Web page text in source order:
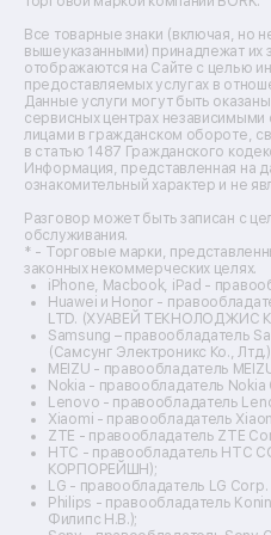
Ремонт вытяжек
Ремонт источников
Ремонт пароварок
Ремонт микшерных
Ремонт dj-пультов
Ремонт кухонных плит
Ремонт стедикамов
Ремонт оптических
Ремонт
Ремонт видеокамер
Ремонт эхолотов
Ремонт 3d-принтеров
Ремонт прицелов
Ремонт винных шкафов
Ремонт выпрямителей
Ремонт сушилок для рук
Ремонт дальномеров
Ремонт снегоуборщиков
Все товарные знаки (включая, но
вышеуказанными) принадлежат их
отображаются на Сайте с целью
предоставляемых услугах в
Данные услуги могут быть
сервисных центрах
лицами в гражданском обороте,
в статью 1487 Гражданского
Информация, представленная на
ознакомительный характер и не
Разговор может быть записан с
обслуживания.
* - Торговые марки,
законных некоммерческих целях.
iPhone, Macbook, iPad -
Huawei и Honor -
LTD. (ХУАВЕЙ ТЕКНОЛОДЖИС
Samsung – правообладатель
(Самсунг Электроникс Ко.,
MEIZU - правообладатель
Nokia - правообладатель
Lenovo - правообладатель
Xiaomi - правообладатель
ZTE - правообладатель ZTE
HTC - правообладатель HTC
КОРПОРЕЙШН);
LG - правообладатель LG
Philips - правообладатель
Филипс Н.В.);